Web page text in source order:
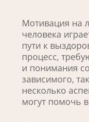
Мотивация на
человека
пути к
процесс,
и понимания
зависимого,
несколько
могут помочь